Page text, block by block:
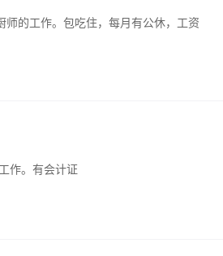
的工作。包吃住，每月有公休，工资
作。有会计证